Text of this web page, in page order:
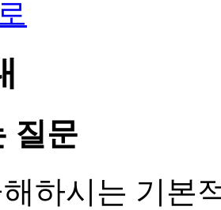
질문
하시는 기본